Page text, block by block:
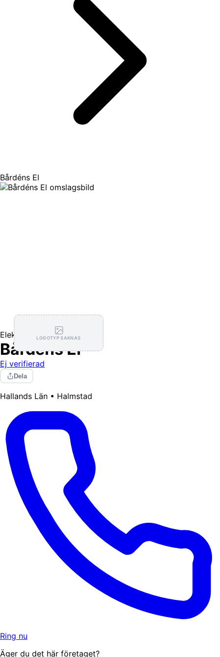
Bårdéns El
LOGOTYP SAKNAS
Elektriker
Bårdéns El
Ej verifierad
Dela
Hallands Län • Halmstad
Ring nu
Äger du det här företaget?